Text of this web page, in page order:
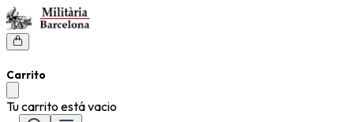
Carrito
Tu carrito está vacio